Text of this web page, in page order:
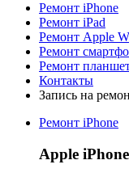
Ремонт iPhone
Ремонт iPad
Ремонт Apple
Ремонт
Ремонт
Контакты
Запись на
Ремонт iPhone
Apple iPhone